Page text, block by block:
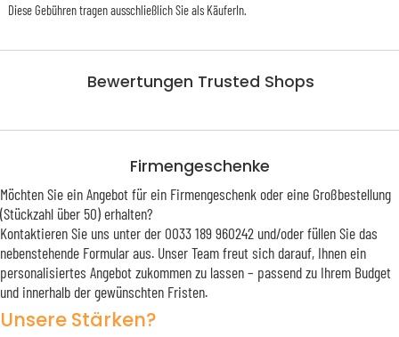
Bewertungen Trusted Shops
Diese Gebühren tragen ausschließlich Sie als KäuferIn.
Firmengeschenke
Möchten Sie ein Angebot für ein Firmengeschenk oder eine Großbestellung
(Stückzahl über 50) erhalten?
Kontaktieren Sie uns unter der 0033 189 960242 und/oder füllen Sie das
nebenstehende Formular aus. Unser Team freut sich darauf, Ihnen ein
personalisiertes Angebot zukommen zu lassen – passend zu Ihrem Budget
und innerhalb der gewünschten Fristen.
Unsere Stärken?